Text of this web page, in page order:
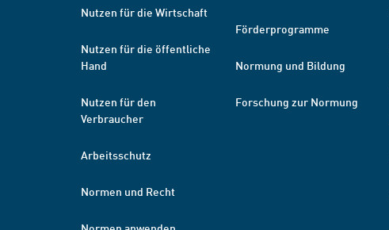
Nutzen für die Wirtschaft
Nutzen für die öffentliche
Hand
Nutzen für den
Verbraucher
Arbeitsschutz
Normen und Recht
Förderprogramme
Normung und Bildung
Forschung zur Normung